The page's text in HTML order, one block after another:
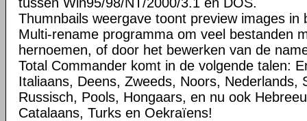
Thumnbails weergave toont preview images in
Multi-rename programma om veel bestanden
hernoemen, of door het bewerken van de
Total Commander komt in de volgende talen:
Italiaans, Deens, Zweeds, Noors, Nederlands,
Russisch, Pools, Hongaars, en nu ook
Catalaans, Turks en Oekraïens!